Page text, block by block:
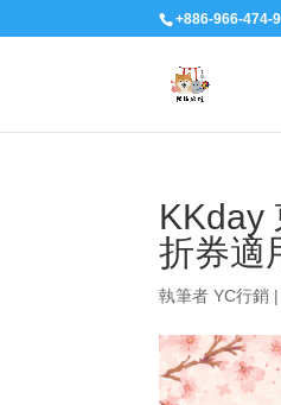
+886-966-474-
KKday
折券適
執筆者YC行銷